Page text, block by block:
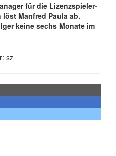
für die Lizenz­spieler­
Manfred Paula ab.
keine sechs Monate im
sz